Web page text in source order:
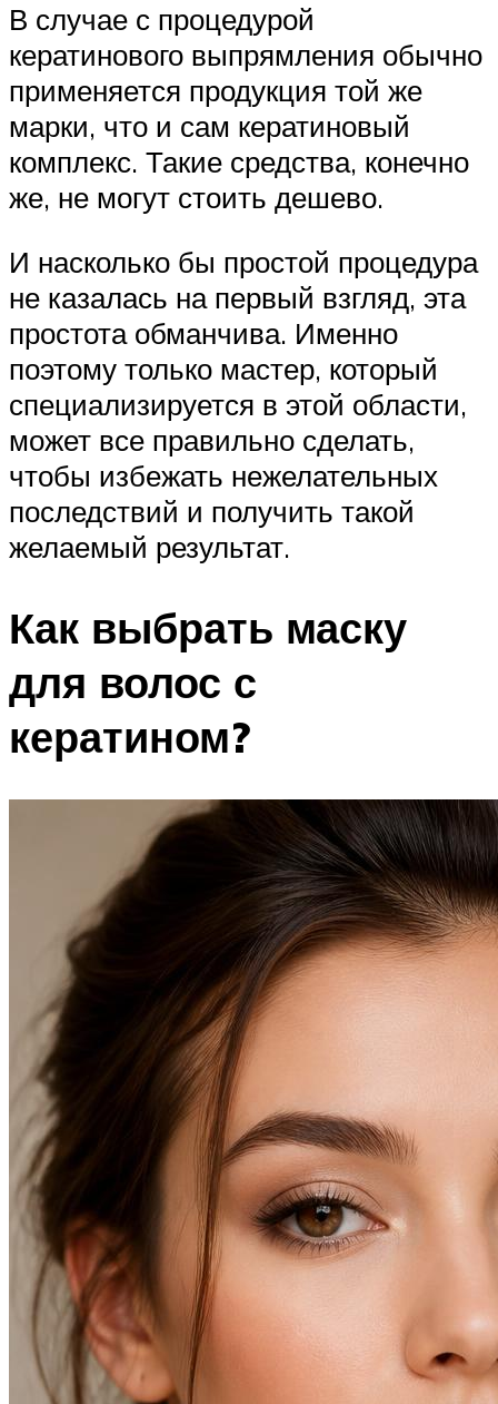
В случае с процедурой
кератинового выпрямления обычно
применяется продукция той же
марки, что и сам кератиновый
комплекс. Такие средства, конечно
же, не могут стоить дешево.
И насколько бы простой процедура
не казалась на первый взгляд, эта
простота обманчива. Именно
поэтому только мастер, который
специализируется в этой области,
может все правильно сделать,
чтобы избежать нежелательных
последствий и получить такой
желаемый результат.
Как выбрать маску
для волос с
кератином?